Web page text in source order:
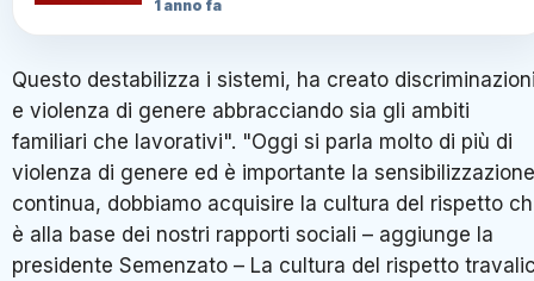
1 anno fa
Questo destabilizza i sistemi, ha creato
e violenza di genere abbracciando sia gli ambiti
familiari che lavorativi". "Oggi si parla molto di più di
violenza di genere ed è importante la sensibilizzazione
continua, dobbiamo acquisire la cultura del rispetto
è alla base dei nostri rapporti sociali – aggiunge la
presidente Semenzato – La cultura del rispetto